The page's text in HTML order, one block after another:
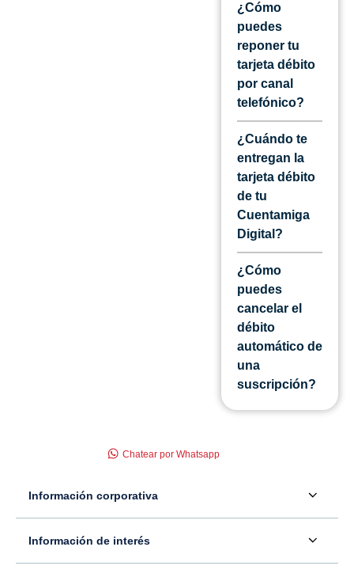
¿Cómo
puedes
reponer tu
tarjeta débito
por canal
telefónico?
¿Cuándo te
entregan la
tarjeta débito
de tu
Cuentamiga
Digital?
¿Cómo
puedes
cancelar el
débito
automático de
una
suscripción?
Información corporativa
Información para inversionistas
Información de interés
Chatear por Whatsapp